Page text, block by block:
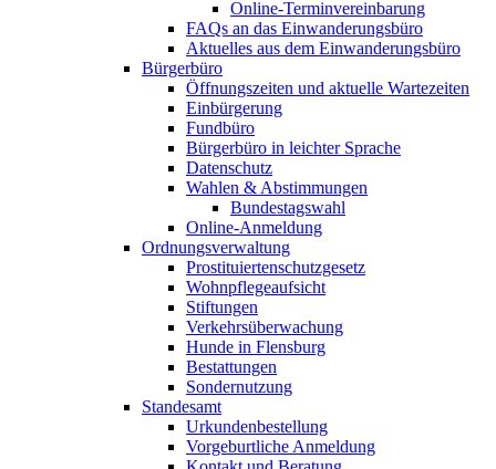
Online-Terminvereinbarung
FAQs an das Einwanderungsbüro
Aktuelles aus dem Einwanderungsbüro
Bürgerbüro
Öffnungszeiten und aktuelle Wartezeiten
Einbürgerung
Fundbüro
Bürgerbüro in leichter Sprache
Datenschutz
Wahlen & Abstimmungen
Bundestagswahl
Online-Anmeldung
Ordnungsverwaltung
Prostituiertenschutzgesetz
Wohnpflegeaufsicht
Stiftungen
Verkehrsüberwachung
Hunde in Flensburg
Bestattungen
Sondernutzung
Standesamt
Urkundenbestellung
Vorgeburtliche Anmeldung